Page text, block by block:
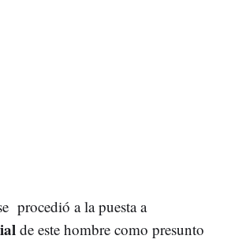
procedió a la puesta a
de este hombre como presunto